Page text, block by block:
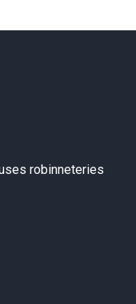
robinneteries